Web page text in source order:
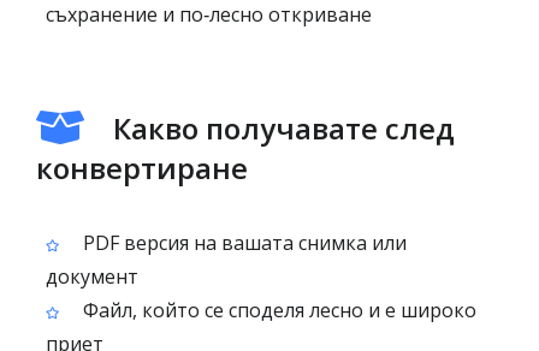
съхранение и по‑лесно откриване
Какво получавате след
конвертиране
PDF версия на вашата снимка или
документ
Файл, който се споделя лесно и е широко
приет